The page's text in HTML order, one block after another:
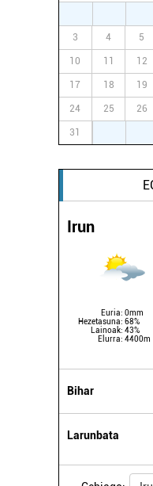
duten interes legitimoa
dezakezun ikusteko.
Lortu zure datu
buruzko informazio
datuen atalean.
zure baimena
fitxategiak erabiltzen
zerbitzuak hobetzeko
baliatzen gara. Ohar
3 4 5
10 11 12
17 18 19
24 25 26
31
Irun
Euria: 0mm
Hezetasuna: 68%
Lainoak: 43%
Elurra: 4400m
Bihar
Larunbata